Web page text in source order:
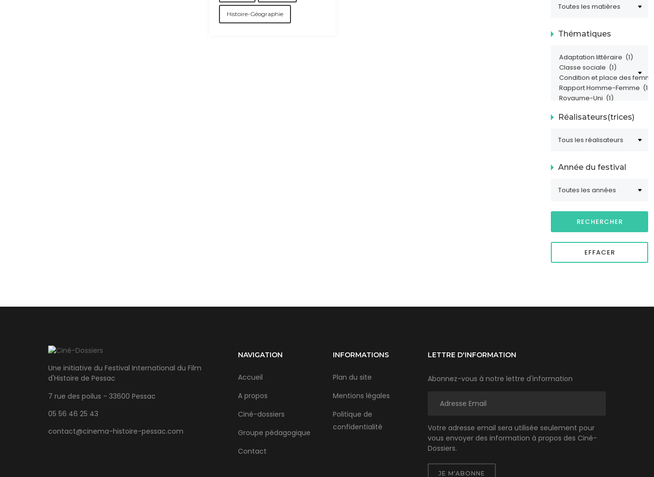
Histoire-Géographie
Thématiques
Réalisateurs(trices)
Année du festival
Une initiative du Festival International du Film
d'Histoire de Pessac
7 rue des poilus - 33600 Pessac
05 56 46 25 43
contact@cinema-histoire-pessac.com
NAVIGATION
Accueil
A propos
Ciné-dossiers
Groupe pédagogique
Contact
INFORMATIONS
Plan du site
Mentions légales
Politique de
confidentialité
LETTRE D'INFORMATION
Abonnez-vous à notre lettre d'information
Votre adresse email sera utilisée seulement pour
vous envoyer des information à propos des Ciné-
Dossiers.